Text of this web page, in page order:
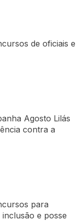
de oficiais e
Agosto Lilás
contra a
para
e posse